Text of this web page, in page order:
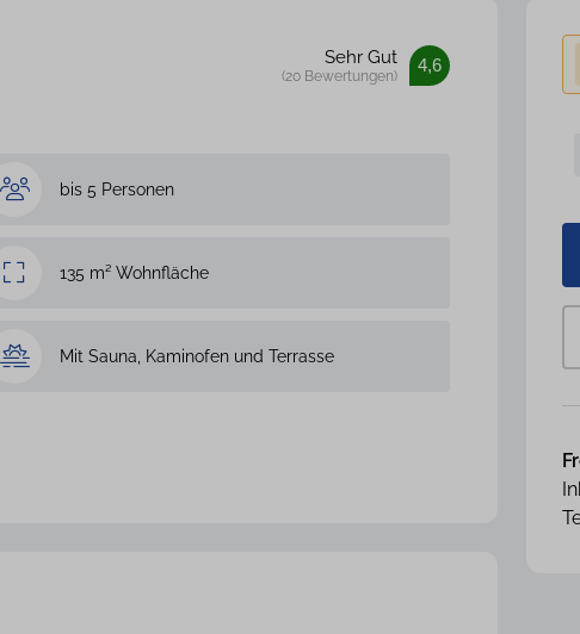
bis 5 Personen
135 m² Wohnfläche
Mit Sauna, Kaminofen und Terrasse
4,6
Sehr Gut
(20 Bewertungen)